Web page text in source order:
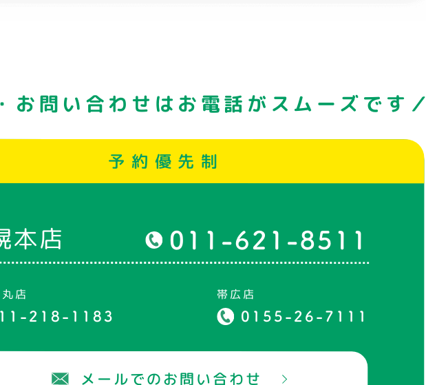
お問い合わせはお電話がスムーズです／
予約優先制
本店 011-621-8511
店
218-1183
帯広店
0155-26-7111
メールでのお問い合わせ